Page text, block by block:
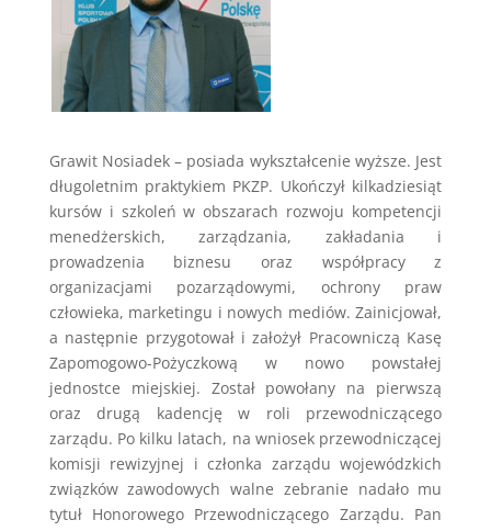
Grawit Nosiadek – posiada wykształcenie wyższe. Jest
długoletnim praktykiem PKZP. Ukończył kilkadziesiąt
kursów i szkoleń w obszarach rozwoju kompetencji
menedżerskich, zarządzania, zakładania i
prowadzenia biznesu oraz współpracy z
organizacjami pozarządowymi, ochrony praw
człowieka, marketingu i nowych mediów. Zainicjował,
a następnie przygotował i założył Pracowniczą Kasę
Zapomogowo-Pożyczkową w nowo powstałej
jednostce miejskiej. Został powołany na pierwszą
oraz drugą kadencję w roli przewodniczącego
zarządu. Po kilku latach, na wniosek przewodniczącej
komisji rewizyjnej i członka zarządu wojewódzkich
związków zawodowych walne zebranie nadało mu
tytuł Honorowego Przewodniczącego Zarządu. Pan